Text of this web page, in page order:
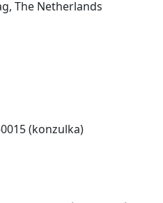
The Netherlands
(konzulka)